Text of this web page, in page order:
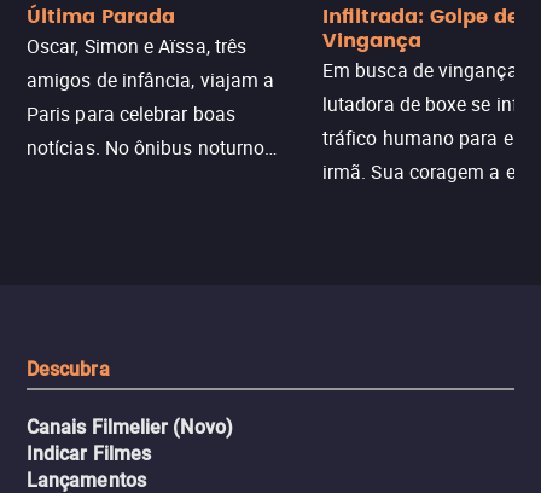
Última Parada
Oscar, Simon e Aïssa, três
amigos de infância, viajam a
Paris para celebrar boas
notícias. No ônibus noturno
Infiltrada: Golpe de
Vingança
Em busca de vingança,
lutadora de boxe se
tráfico humano para
irmã. Sua coragem a
Descubra
Canais Filmelier (Novo)
Indicar Filmes
Lançamentos